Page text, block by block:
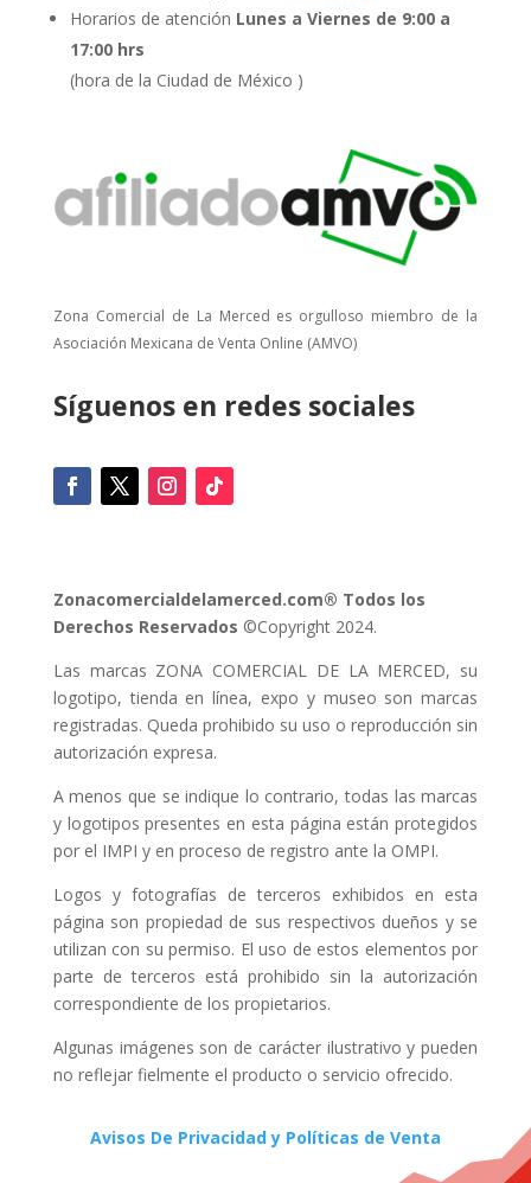
Horarios de atención Lunes a Viernes de 9:00 a
17:00 hrs
(hora de la Ciudad de México )
Zona Comercial de La Merced es orgulloso miembro de la
Asociación Mexicana de Venta Online (AMVO)
Síguenos en redes sociales
Zonacomercialdelamerced.com® Todos los
Derechos Reservados ©Copyright 2024.
Las marcas ZONA COMERCIAL DE LA MERCED, su
logotipo, tienda en línea, expo y museo son marcas
registradas. Queda prohibido su uso o reproducción sin
autorización expresa.
A menos que se indique lo contrario, todas las marcas
y logotipos presentes en esta página están protegidos
por el IMPI y en proceso de registro ante la OMPI.
Logos y fotografías de terceros exhibidos en esta
página son propiedad de sus respectivos dueños y se
utilizan con su permiso. El uso de estos elementos por
parte de terceros está prohibido sin la autorización
correspondiente de los propietarios.
Algunas imágenes son de carácter ilustrativo y pueden
no reflejar fielmente el producto o servicio ofrecido.
Avisos De Privacidad y Políticas de Venta